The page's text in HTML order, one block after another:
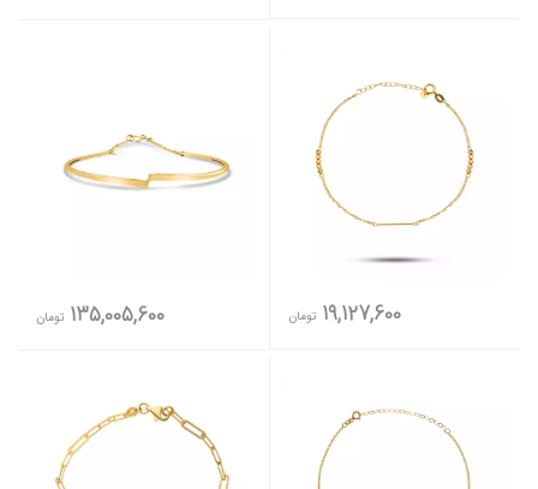
19,127,600 تومان 135,005,600 تومان